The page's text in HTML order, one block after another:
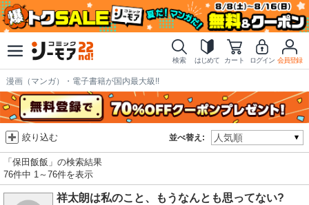
検索 はじめて カート ログイン 会員登録
漫画（マンガ）・電子書籍が国内最大級!!
並べ替え:
絞り込む
「保田飯飯」の検索結果
76件中 1～76件を表示
祥太朗は私のこと、もうなんとも思ってない?